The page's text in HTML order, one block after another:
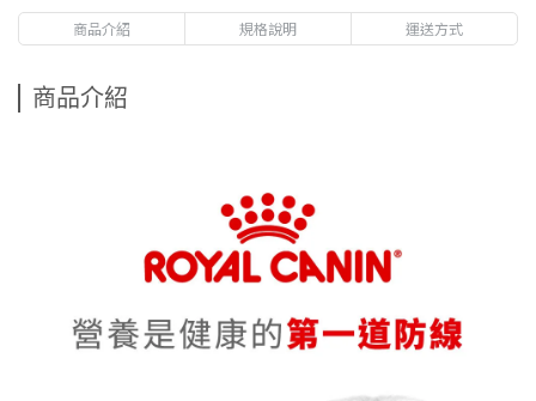
商品介紹 規格說明 運送方式
商品介紹